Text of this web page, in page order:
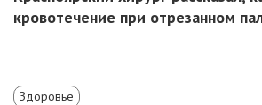
кровотечение при отрезанном
Здоровье